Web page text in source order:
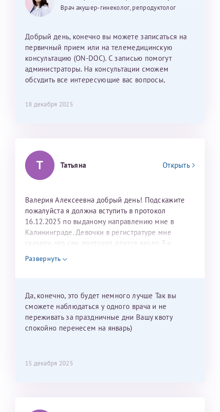
Так же хотелось отметить мед. сестру Сухову
Наталью Викторовну. Тоже очень душевный человек.
лёгкое и простое. Вообще в данной клинике весь
персонал очень вежливый и чуткий, прям приятно
находиться. Мы собираемся туда ещё за вторым
ребёнком, и конечно же только к Ринату
Рафаильевичу, нашему волшебнику, без каких либо
26 июля 2026
дальнейшие действия для программы эко
Врач акушер-гинеколог, репродуктолог
Добрый день, конечно вы можете записаться на
первичный прием или на телемедицинскую
консультацию (ON-DOC). С записью помогут
администраторы. На консультации сможем
обсудить все интересующие вас вопросы,
18 декабря 2025
Т Татьяна Открыть
Валерия Алексеевна добрый день! Подскажите
пожалуйста я должна вступить в протокол
16.12.2025 по выданому направлению мне в
Калининграде. Девочки в регистратуре мне
сказали, что сам протокол длится около 3-х
недель и 3 недели я должна находится в Питере.
Можно мне новый год провести в Калининграде и
Развернуть
Да, конечно, это будет немного лучше Так вы
сможете наблюдаться у одного врача и не
переживать за праздничные дни Вашу квоту
спокойно перенесем на январь)
15 декабря 2025